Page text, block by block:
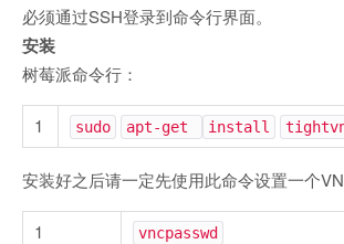
必须通过SSH登录到命令行界面。
安装
树莓派命令行：
1 sudo apt-get install
安装好之后请一定先使用此命令设置一个
1 vncpasswd